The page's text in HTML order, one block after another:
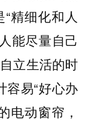
精细化和人
能尽量自己
立生活的时
容易“好心办
电动窗帘，